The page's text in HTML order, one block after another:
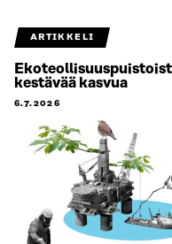
ARTIKKELI
kestävää kasvua
6.7.2026